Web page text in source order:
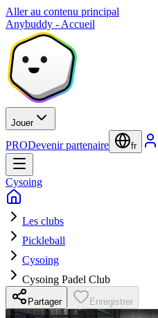
Aller au contenu principal
Anybuddy - Accueil
Jouer
PRODevenir partenaire fr
Cysoing
Les clubs
Pickleball
Cysoing
Cysoing Padel Club
Partager Enregistrer